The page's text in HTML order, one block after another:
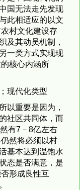
国无法走先发现
此相适应的以文
村文化建设存
及其动员机制，
一类方式实现现
核心内涵所
现代化类型
以重要是因为，
社区共同体，而
有7－8亿左右
然将必须以村
基本达到温饱水
态是否满意，是
形成良性互